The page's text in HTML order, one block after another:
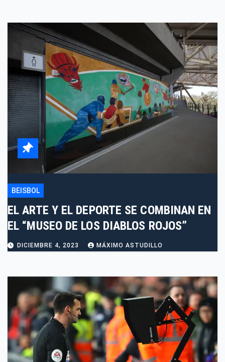
BEISBOL
EL ARTE Y EL DEPORTE SE COMBINAN EN
EL “MUSEO DE LOS DIABLOS ROJOS”
DICIEMBRE 4, 2023 MÁXIMO ASTUDILLO